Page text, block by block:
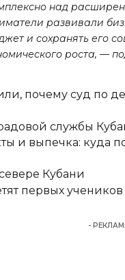
над
развивали
и сохранять его
роста, —
почему суд по
службы
и выпечка: куда
Кубани
первых
-